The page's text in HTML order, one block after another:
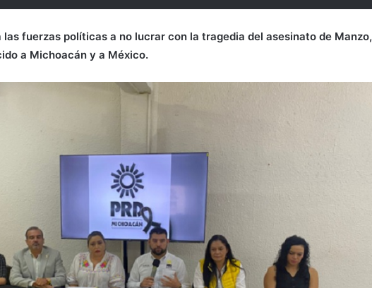
las fuerzas políticas a no lucrar con la tragedia del asesinato de Manzo,
a Michoacán y a México.